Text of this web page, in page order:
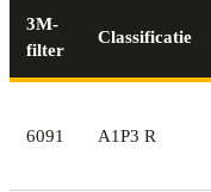
3M-
filter
Classificatie
6091 A1P3 R